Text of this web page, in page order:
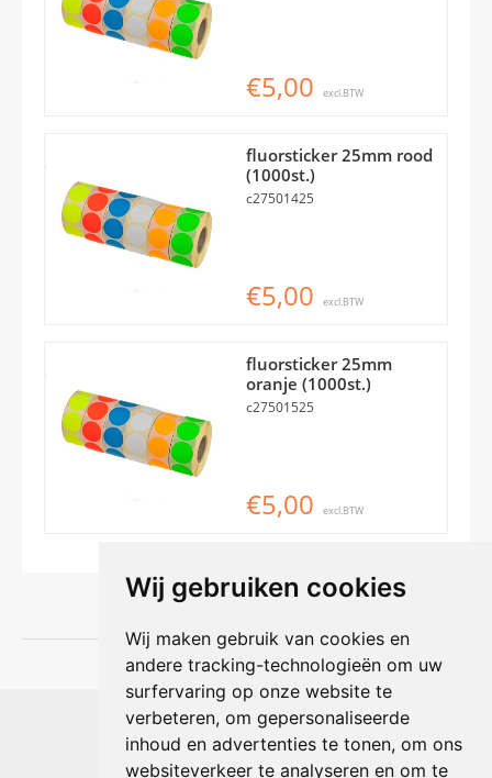
Wij gebruiken cookies
Wij maken gebruik van cookies en
andere tracking-technologieën om uw
surfervaring op onze website te
verbeteren, om gepersonaliseerde
inhoud en advertenties te tonen, om ons
websiteverkeer te analyseren en om te
€5,00 excl.BTW
fluorsticker 25mm rood
(1000st.)
c27501425
€5,00 excl.BTW
fluorsticker 25mm
oranje (1000st.)
c27501525
€5,00 excl.BTW
Shophouse online
Max Planckstraat 4
6716 BE Ede, Nederland